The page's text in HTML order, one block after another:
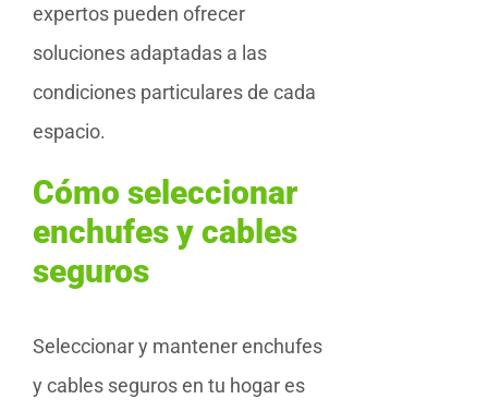
expertos pueden ofrecer
soluciones adaptadas a las
condiciones particulares de cada
espacio.
Cómo seleccionar
enchufes y cables
seguros
Seleccionar y mantener enchufes
y cables seguros en tu hogar es